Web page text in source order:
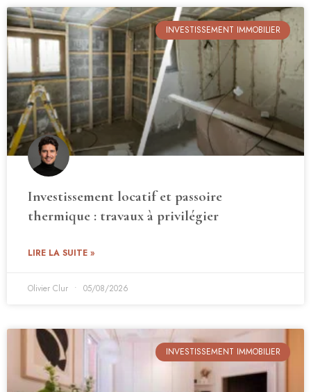
INVESTISSEMENT IMMOBILIER
Investissement locatif et passoire
thermique : travaux à privilégier
LIRE LA SUITE »
Olivier Clur 05/08/2026
INVESTISSEMENT IMMOBILIER